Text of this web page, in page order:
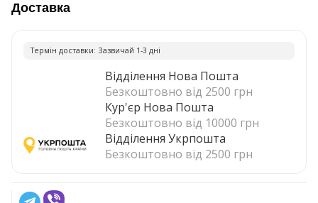
Доставка
Термiн доставки: Зазвичай 1-3 днi
Відділення Нова Пошта
Безкоштовно від 2500 грн
Кур'єр Нова Пошта
Безкоштовно від 10000 грн
Відділення Укрпошта
Безкоштовно від 2500 грн